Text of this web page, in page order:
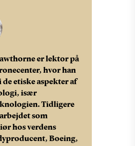
er lektor på
hvor han
etiske aspekter af
især
Tidligere
som
hos verdens
Boeing,